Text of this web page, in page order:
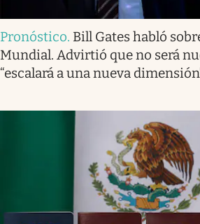
Pronóstico. Bill Gates habló
Mundial. Advirtió que no será
“escalará a una nueva